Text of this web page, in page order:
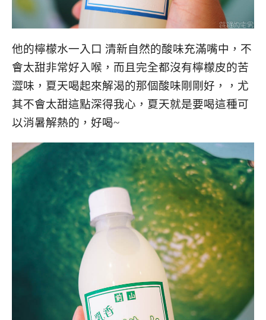
他的檸檬水一入口 清新自然的酸味充滿嘴中，不
會太甜非常好入喉，而且完全都沒有檸檬皮的苦
澀味，夏天喝起來解渴的那個酸味剛剛好，，尤
其不會太甜這點深得我心，夏天就是要喝這種可
以消暑解熱的，好喝~